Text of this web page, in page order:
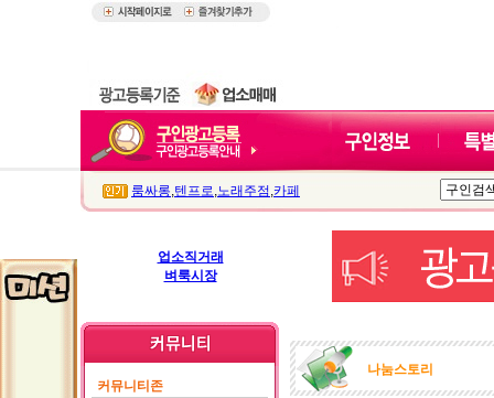
룸싸롱,텐프로,노래주점 ,카페
업소직거래
벼룩시장
커뮤니티존
나눔스토리